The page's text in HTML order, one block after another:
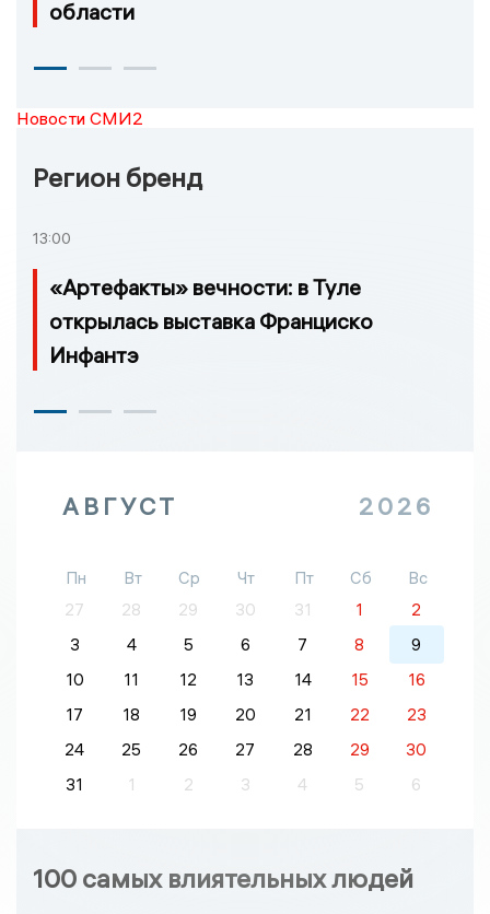
области
Новости СМИ2
Регион бренд
13:00
«Артефакты» вечности: в Туле
открылась выставка Франциско
Инфантэ
АВГУСТ 2026
Пн Вт Ср Чт Пт Сб
Вс
27
28 29 30 31 1
2
3
4 5 6 7 8
9
10
11 12 13 14 15
16
17
18 19 20 21 22
23
24
25 26 27 28 29
30
31
1 2 3 4 5 6
100 самых влиятельных людей